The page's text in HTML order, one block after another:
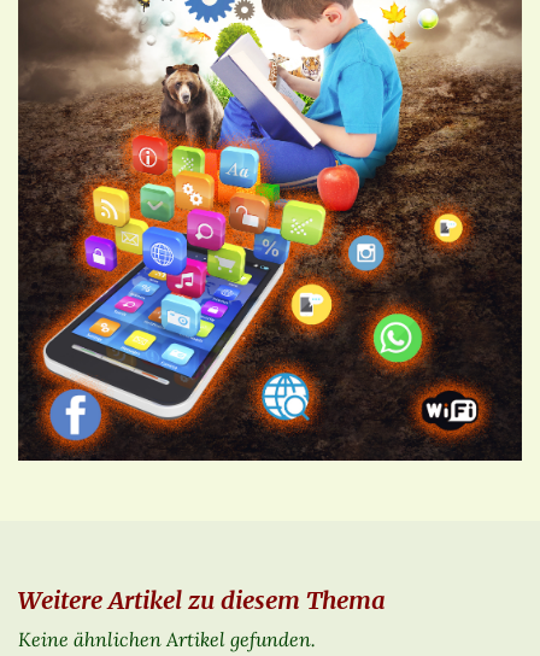
Weitere Artikel zu diesem Thema
Keine ähnlichen Artikel gefunden.